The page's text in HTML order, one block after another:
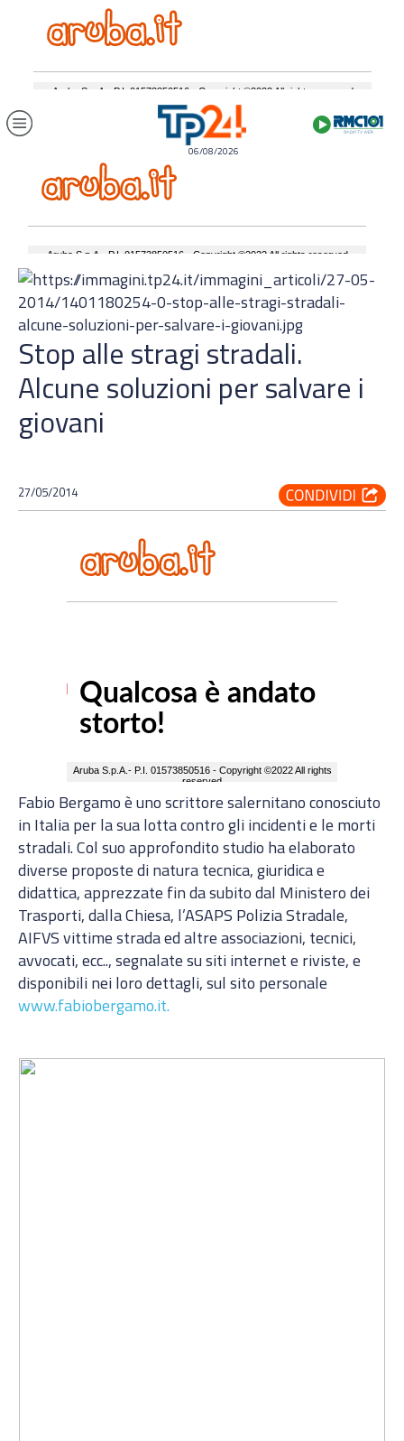
06/08/2026
Stop alle stragi stradali.
Alcune soluzioni per salvare i
giovani
27/05/2014
Fabio Bergamo è uno scrittore salernitano conosciuto
in Italia per la sua lotta contro gli incidenti e le morti
stradali. Col suo approfondito studio ha elaborato
diverse proposte di natura tecnica, giuridica e
didattica, apprezzate fin da subito dal Ministero dei
Trasporti, dalla Chiesa, l’ASAPS Polizia Stradale,
AIFVS vittime strada ed altre associazioni, tecnici,
avvocati, ecc.., segnalate su siti internet e riviste, e
disponibili nei loro dettagli, sul sito personale
www.fabiobergamo.it.